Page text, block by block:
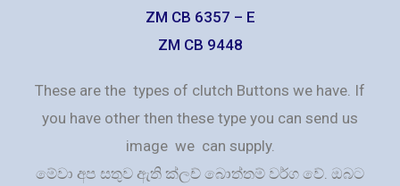
ZM CB 6357 – E
ZM CB 9448
These are the types of clutch Buttons we have. If
you have other then these type you can send us
image we can supply.
මේවා අප සතුව ඇති ක්ලච් බොත්තම් වර්ග වේ. ඔබට